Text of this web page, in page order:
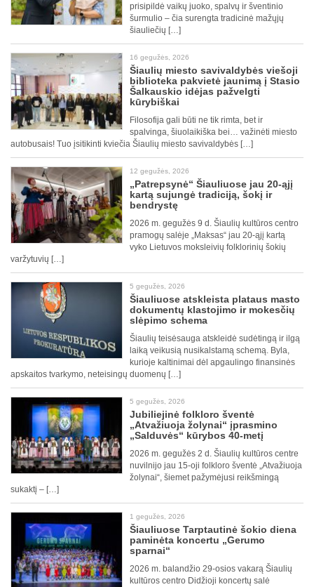
prisipildė vaikų juoko, spalvų ir šventinio
šurmulio – čia surengta tradicinė mažųjų
šiauliečių […]
16 gegužės, 2026
Šiaulių miesto savivaldybės viešoji
biblioteka pakvietė jaunimą į Stasio
Šalkauskio idėjas pažvelgti
kūrybiškai
Filosofija gali būti ne tik rimta, bet ir
spalvinga, šiuolaikiška bei… važinėti miesto
autobusais! Tuo įsitikinti kviečia Šiaulių miesto savivaldybės […]
12 gegužės, 2026
„Patrepsynė“ Šiauliuose jau 20-ąjį
kartą sujungė tradiciją, šokį ir
bendrystę
2026 m. gegužės 9 d. Šiaulių kultūros centro
pramogų salėje „Maksas“ jau 20-ąjį kartą
vyko Lietuvos moksleivių folklorinių šokių
varžytuvių […]
5 gegužės, 2026
Šiauliuose atskleista plataus masto
dokumentų klastojimo ir mokesčių
slėpimo schema
Šiaulių teisėsauga atskleidė sudėtingą ir ilgą
laiką veikusią nusikalstamą schemą. Byla,
kurioje kaltinimai dėl apgaulingo finansinės
apskaitos tvarkymo, neteisingų duomenų […]
5 gegužės, 2026
Jubiliejinė folkloro šventė
„Atvažiuoja žolynai“ įprasmino
„Salduvės“ kūrybos 40-metį
2026 m. gegužės 2 d. Šiaulių kultūros centre
nuvilnijo jau 15-oji folkloro šventė „Atvažiuoja
žolynai“, šiemet pažymėjusi reikšmingą
sukaktį – […]
1 gegužės, 2026
Šiauliuose Tarptautinė šokio diena
paminėta koncertu „Gerumo
sparnai“
2026 m. balandžio 29-osios vakarą Šiaulių
kultūros centro Didžioji koncertų salė